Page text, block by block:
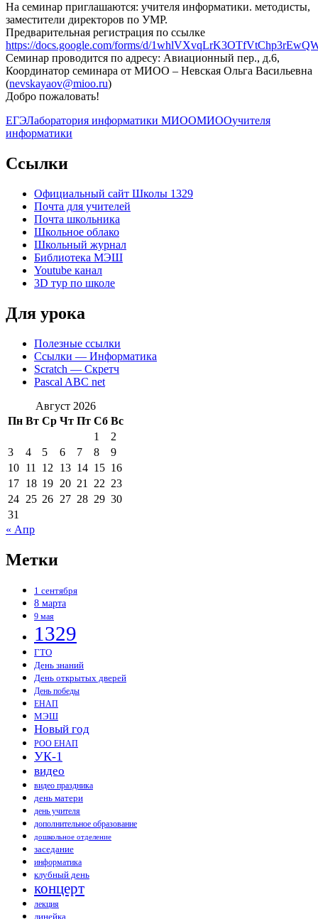
На семинар приглашаются: учителя информатики. методисты,
заместители директоров по УМР.
Предварительная регистрация по ссылке
https://docs.google.com/forms/d/
Семинар проводится по адресу: Авиационный пер., д.6,
Координатор семинара от МИОО – Невская Ольга Васильевна
(nevskayaov@mioo.ru)
Добро пожаловать!
ЕГЭЛаборатория информатики МИООМИООучителя
информатики
Ccылки
Официальный сайт Школы 1329
Почта для учителей
Почта школьника
Школьное облако
Школьный журнал
Библиотека МЭШ
Youtube канал
3D тур по школе
Для урока
Полезные ссылки
Ссылки — Информатика
Scratch — Скретч
Pascal ABC net
Август 2026
Пн Вт Ср Чт Пт Сб Вс
1
2
3
4 5 6 7 8
9
10 11 12 13 14 15 16
17 18 19 20 21 22 23
24 25 26 27 28 29 30
31
« Апр
Метки
1 сентября
8 марта
9 мая
1329
ГТО
День знаний
День открытых дверей
День победы
ЕНАП
МЭШ
Новый год
РОО ЕНАП
УК-1
видео
видео праздника
день матери
день учителя
дополнительное образование
дошкольное отделение
заседание
информатика
клубный день
концерт
лекция
линейка